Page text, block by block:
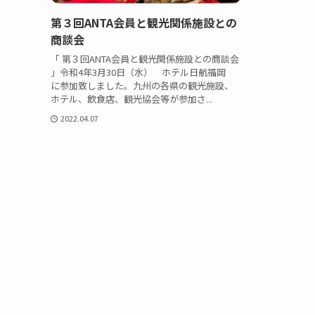
第３回ANTA会員と観光関係施設との
商談会
「 第３回ANTA会員と観光関係施設との商談会
」令和4年3月30日（水） ホテル日航福岡
に参加致しました。九州の各県の観光施設、
ホテル、飲食店、観光協会等が参加さ...
2022.04.07